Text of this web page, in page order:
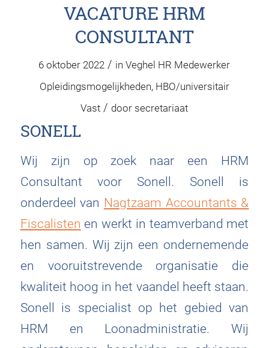
VACATURE HRM
CONSULTANT
6 oktober 2022 / inVeghel HR Medewerker
Opleidingsmogelijkheden, HBO/universitair
Vast / door secretariaat
SONELL
Wij zijn op zoek naar een HRM
Consultant voor Sonell. Sonell is
onderdeel van Nagtzaam Accountants &
Fiscalisten en werkt in teamverband met
hen samen. Wij zijn een ondernemende
en vooruitstrevende organisatie die
kwaliteit hoog in het vaandel heeft staan.
Sonell is specialist op het gebied van
HRM en Loonadministratie. Wij